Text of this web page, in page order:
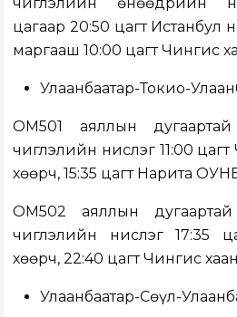
чиглэлийн өнөөдрийн
цагаар 20:50 цагт Истанбул
маргааш 10:00 цагт Чингис
Улаанбаатар-Токио-
ОМ501 аяллын дугаартай
чиглэлийн нислэг 11:00
хөөрч, 15:35 цагт Нарита
ОМ502 аяллын дугаартай
чиглэлийн нислэг 17:35
хөөрч, 22:40 цагт Чингис
Улаанбаатар-Сөүл-